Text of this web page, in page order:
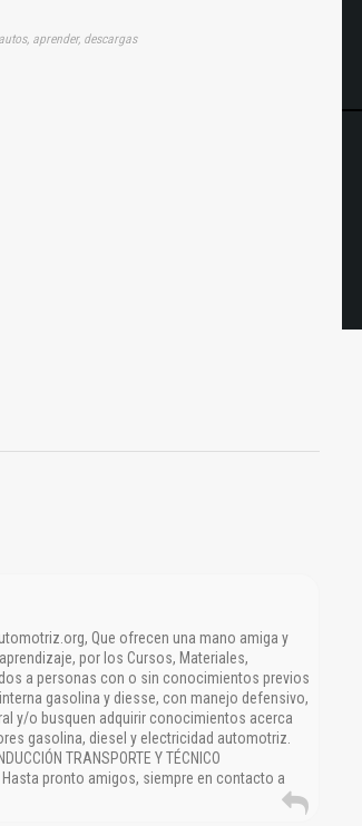
aprender, descargas
Que ofrecen una mano amiga y
por los Cursos, Materiales,
a personas con o sin conocimientos previos
gasolina y diesse, con manejo defensivo,
y/o busquen adquirir conocimientos acerca
gasolina, diesel y electricidad automotriz.
TRANSPORTE Y TÉCNICO
Hasta pronto amigos, siempre en contacto a